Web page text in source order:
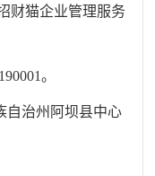
财猫企业管理服务
。
自治州阿坝县中心